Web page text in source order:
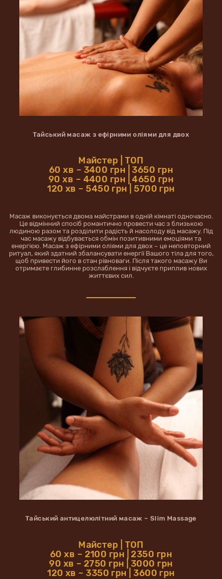
Тайський масаж з ефірними оліями для двох
Майстер | ТОП
60 хв – 3400 грн | 3650 грн
90 хв – 4400 грн | 4650 грн
120 хв – 5450 грн | 5700 грн
Масаж виконується двома майстрами в одній кімнаті одночасно.
Це відмінний спосіб романтично провести час з близькою
людиною разом та розділити радість й насолоду від масажу. Під
час масажу відбувається обмін позитивними емоціями та
енергією. Масаж з ефірними оліями для двох – це неповторний
ритуал, який здатний збалансувати енергії Вашого тіла для того,
щоб привести його в стан рівноваги. Після такого масажу Ви
отримаєте глибинне розслаблення і відчуєте приплив нових
життєвих сил.
Тайський антицелюлітний масаж – Slim Massage
Майстер | ТОП
60 хв – 2100 грн | 2350 грн
90 хв – 2750 грн | 3000 грн
120 хв – 3350 грн | 3600 грн